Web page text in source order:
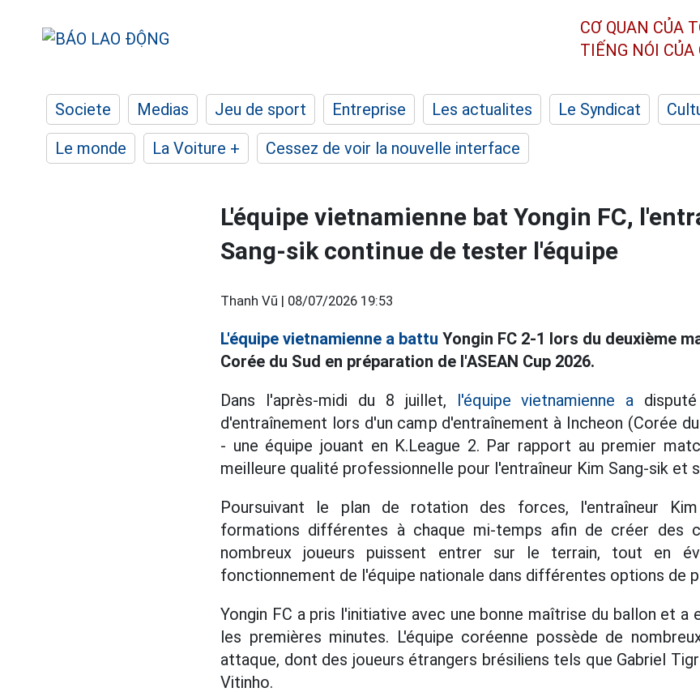
CƠ QUAN CỦA
TIẾNG NÓI
Societe Medias Jeu de sport Entreprise Les actualites Le Syndicat
Le monde
La Voiture + Cessez de voir la nouvelle interface
L'équipe vietnamienne bat Yongin FC,
Sang-sik continue de tester l'équipe
Thanh Vũ | 08/07/2026 19:53
L'équipe vietnamienne a battu Yongin FC 2-1 lors du deuxième
Corée du Sud en préparation de l'ASEAN Cup 2026.
Dans l'après-midi du 8 juillet,
l'équipe vietnamienne a
d'entraînement lors d'un camp d'entraînement à Incheon (Corée
- une équipe jouant en K.League 2. Par rapport au premier
meilleure qualité professionnelle pour l'entraîneur Kim Sang-sik et
Poursuivant le plan de rotation des forces, l'entraîneur
formations différentes à chaque mi-temps afin de créer des
nombreux joueurs puissent entrer sur le terrain, tout en
fonctionnement de l'équipe nationale dans différentes options de
Yongin FC a pris l'initiative avec une bonne maîtrise du ballon et a
les premières minutes. L'équipe coréenne possède de
attaque, dont des joueurs étrangers brésiliens tels que Gabriel
Vitinho.